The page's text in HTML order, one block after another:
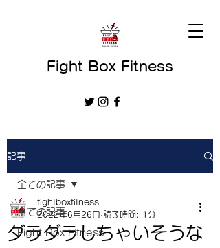
Fight Box Fitness
記事
全ての記事
Fight Box Fitness
全ての記事
ダラダラしちゃいそうな
fightboxfitness
2022年6月26日 読了時間: 1分